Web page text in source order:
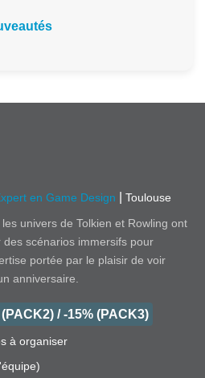
en Game Design
Toulouse
univers de Tolkien et Rowling ont
scénarios immersifs pour
portée par le plaisir de voir
anniversaire.
/ -15% (PACK3)
à organiser